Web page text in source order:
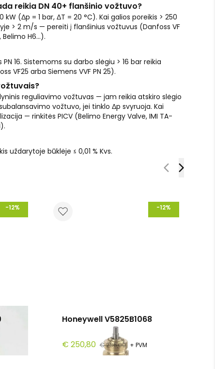
reikia DN 40+ flanšinio vožtuvo?
kW (Δp = 1 bar, ΔT = 20 °C). Kai galios poreikis > 250
> 2 m/s — pereiti į flanšinius vožtuvus (Danfoss VF
Belimo H6…).
16. Sistemoms su darbo slėgiu > 16 bar reikia
VF25 arba Siemens VVF PN 25).
reguliavimo vožtuvas — jam reikia atskiro slėgio
vožtuvo, jei tinklo Δp svyruoja. Kai
— rinkitės PICV (Belimo Energy Valve, IMI TA-
uždarytoje būklėje ≤ 0,01 % Kvs.
-12% -12%
Honeywell V5825B1068
€ 250,80 € 285,00 + PVM